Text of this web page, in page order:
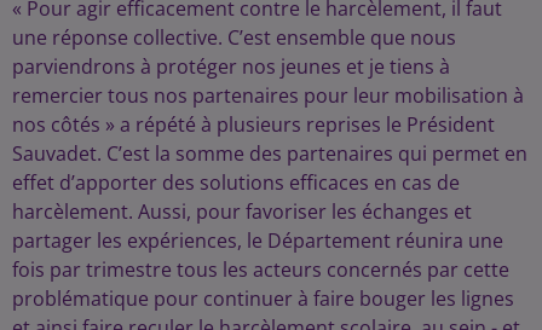
« Pour agir efficacement contre le harcèlement, il faut
une réponse collective. C’est ensemble que nous
parviendrons à protéger nos jeunes et je tiens à
remercier tous nos partenaires pour leur mobilisation à
nos côtés » a répété à plusieurs reprises le Président
Sauvadet. C’est la somme des partenaires qui permet en
effet d’apporter des solutions efficaces en cas de
harcèlement. Aussi, pour favoriser les échanges et
partager les expériences, le Département réunira une
fois par trimestre tous les acteurs concernés par cette
problématique pour continuer à faire bouger les lignes